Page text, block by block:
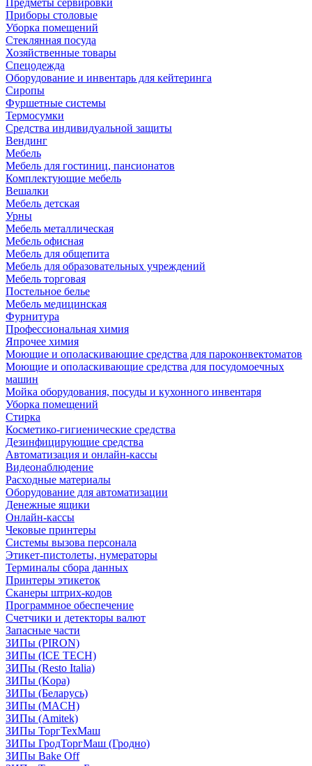
Предметы сервировки
Приборы столовые
Уборка помещений
Стеклянная посуда
Хозяйственные товары
Спецодежда
Оборудование и инвентарь для кейтеринга
Сиропы
Фуршетные системы
Термосумки
Средства индивидуальной защиты
Вендинг
Мебель
Мебель для гостиниц, пансионатов
Комплектующие мебель
Вешалки
Мебель детская
Урны
Мебель металлическая
Мебель офисная
Мебель для общепита
Мебель для образовательных учреждений
Мебель торговая
Постельное белье
Мебель медицинская
Фурнитура
Профессиональная химия
Япрочее химия
Моющие и ополаскивающие средства для пароконвектоматов
Моющие и ополаскивающие средства для посудомоечных
машин
Мойка оборудования, посуды и кухонного инвентаря
Уборка помещений
Стирка
Косметико-гигиенические средства
Дезинфицирующие средства
Автоматизация и онлайн-кассы
Видеонаблюдение
Расходные материалы
Оборудование для автоматизации
Денежные ящики
Онлайн-кассы
Чековые принтеры
Системы вызова персонала
Этикет-пистолеты, нумераторы
Терминалы сбора данных
Принтеры этикеток
Сканеры штрих-кодов
Программное обеспечение
Счетчики и детекторы валют
Запасные части
ЗИПы (PIRON)
ЗИПы (ICE TECH)
ЗИПы (Resto Italia)
ЗИПы (Kopa)
ЗИПы (Беларусь)
ЗИПы (MACH)
ЗИПы (Amitek)
ЗИПы ТоргТехМаш
ЗИПы ГродТоргМаш (Гродно)
ЗИПы Bake Off